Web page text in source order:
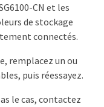
CN et les
de stockage
connectés.
remplacez un ou
puis réessayez.
le cas, contactez